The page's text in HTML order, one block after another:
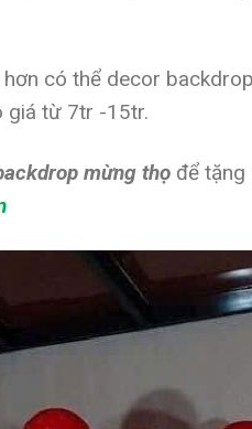
có thể decor
giá từ 7tr -15tr.
mừng thọ để tặng